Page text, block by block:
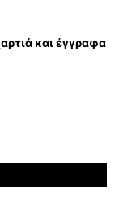
και έγγραφα